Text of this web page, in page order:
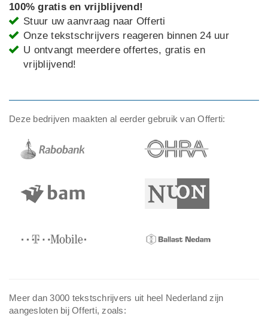
100% gratis en vrijblijvend!
Stuur uw aanvraag naar Offerti
Onze tekstschrijvers reageren binnen 24 uur
U ontvangt meerdere offertes, gratis en
vrijblijvend!
Deze bedrijven maakten al eerder gebruik van Offerti:
Meer dan 3000 tekstschrijvers uit heel Nederland zijn
aangesloten bij Offerti, zoals: